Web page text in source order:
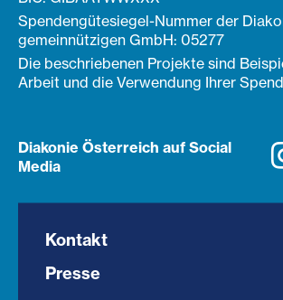
Spendengütesiegel-Nummer der
gemeinnützigen GmbH: 05277
Die beschriebenen Projekte sind
Arbeit und die Verwendung Ihrer
Diakonie Österreich auf Social
Media
Kontakt
Presse